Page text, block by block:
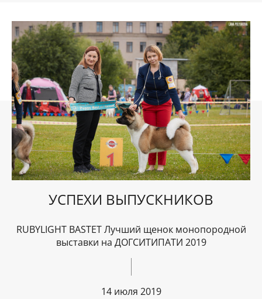
УСПЕХИ ВЫПУСКНИКОВ
RUBYLIGHT BASTET Лучший щенок монопородной
выставки на ДОГСИТИПАТИ 2019
14 июля 2019